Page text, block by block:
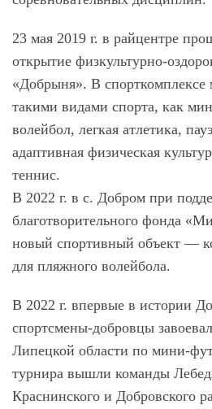
23 мая 2019 г. в райцентре
открытие физкультурно-
«Добрыня». В спорткомплексе
такими видами спорта, как
волейбол, легкая атлетика,
адаптивная физическая
теннис.
В 2022 г. в с. Добром при
благотворительного фонда
новый спортивный объект —
для пляжного волейбола.
В 2022 г. впервые в истории
спортсмены-добровцы
Липецкой области по мини-
турнира вышли команды
Краснинского и Добровского